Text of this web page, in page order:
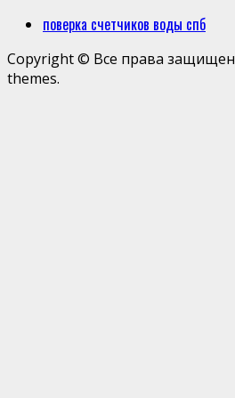
поверка счетчиков воды спб
Copyright © Все права
themes.